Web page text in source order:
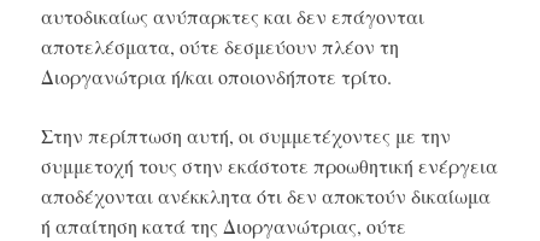
αυτοδικαίως ανύπαρκτες και δεν επάγονται
αποτελέσματα, ούτε δεσμεύουν πλέον τη
Διοργανώτρια ή/και οποιονδήποτε τρίτο.
Στην περίπτωση αυτή, οι συμμετέχοντες με την
συμμετοχή τους στην εκάστοτε προωθητική ενέργεια
αποδέχονται ανέκκλητα ότι δεν αποκτούν δικαίωμα
ή απαίτηση κατά της Διοργανώτριας, ούτε